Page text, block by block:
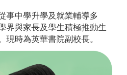
事中學升學及就業輔導多
界與家長及學生積極推動生
現時為英華書院副校長。